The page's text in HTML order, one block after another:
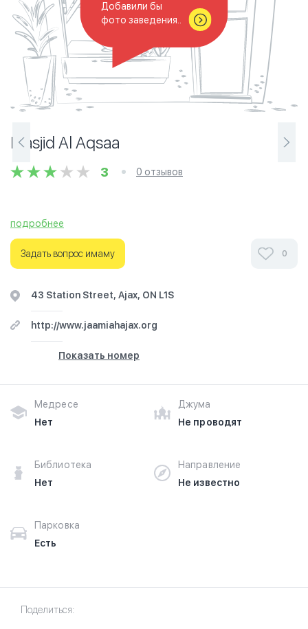
Добавили бы
фото заведения..
Masjid Al Aqsaa
3 0 отзывов
подробнее
Задать вопрос имаму 0
43 Station Street, Ajax, ON L1S
http://www.jaamiahajax.org
Показать номер
Медресе
Нет
Джума
Не проводят
Библиотека
Нет
Направление
Не известно
Парковка
Есть
Поделиться: